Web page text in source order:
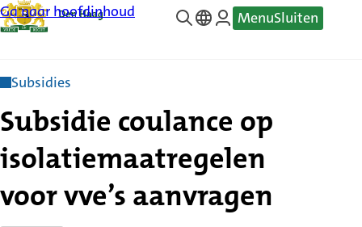
Ga naar hoofdinhoud
—
MenuSluiten
Subsidies
Subsidie coulance op
isolatiemaatregelen
voor vve’s aanvragen